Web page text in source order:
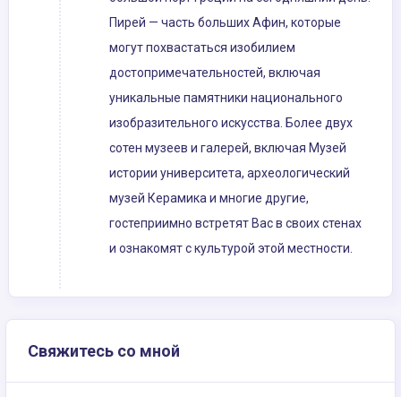
Пирей — часть больших Афин, которые
могут похвастаться изобилием
достопримечательностей, включая
уникальные памятники национального
изобразительного искусства. Более двух
сотен музеев и галерей, включая Музей
истории университета, археологический
музей Керамика и многие другие,
гостеприимно встретят Вас в своих стенах
и ознакомят с культурой этой местности.
Свяжитесь со мной